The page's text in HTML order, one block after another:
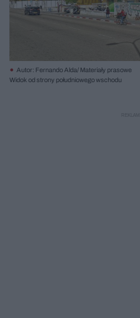
Autor: Fernando Alda/ Materiały prasowe
Widok od strony południowego wschodu